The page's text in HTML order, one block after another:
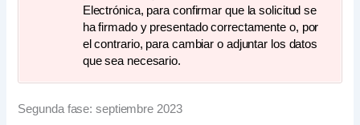
Electrónica, para confirmar que la solicitud se
ha firmado y presentado correctamente o, por
el contrario, para cambiar o adjuntar los datos
que sea necesario.
Segunda fase: septiembre 2023